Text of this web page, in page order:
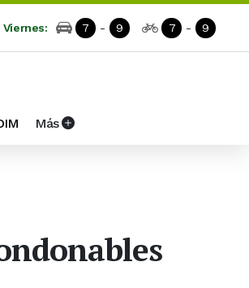
Viernes: 7 - 9 7 - 9
Más